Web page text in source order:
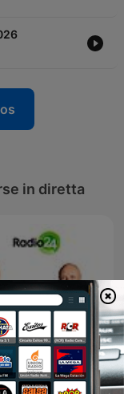
in diretta